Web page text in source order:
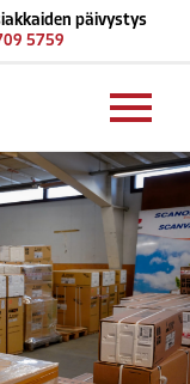
päivystys
5759